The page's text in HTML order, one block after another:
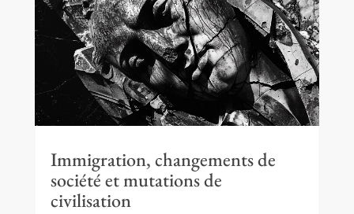
Immigration, changements de
société et mutations de
civilisation